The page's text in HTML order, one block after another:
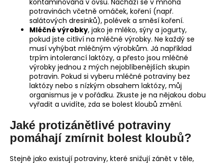
kontaminována v ovsu. Nachází se v mnoha
potravinách včetně omáček, koření (např.
salátových dresinků), polévek a směsí koření.
Mléčné výrobky, jako je mléko, sýry a jogurty,
pokud jste citliví na mléčné výrobky. Ne každý se
musí vyhýbat mléčným výrobkům. Já například
trpím intolerancí laktózy, a přesto jsou mléčné
výrobky jednou z mých nejoblíbenějších skupin
potravin. Pokud si vyberu mléčné potraviny bez
laktózy nebo s nízkým obsahem laktózy, můj
organismus je v pořádku. Zkuste je na nějakou dobu
vyřadit a uvidíte, zda se bolest kloubů změní.
Jaké protizánětlivé potraviny
pomáhají zmírnit bolest kloubů?
Stejně jako existují potraviny, které snižují zánět v těle,